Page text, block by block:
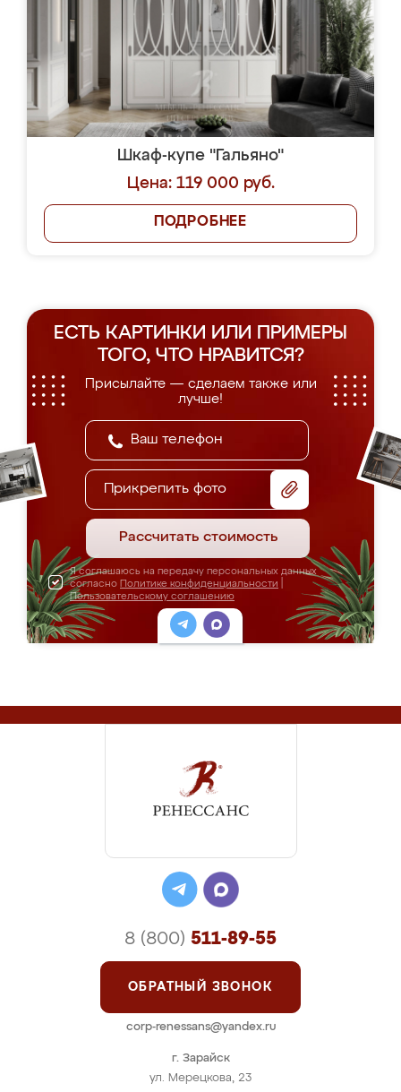
Шкаф-купе "Гальяно"
Цена: 119 000 руб.
ПОДРОБНЕЕ
ЕСТЬ КАРТИНКИ ИЛИ ПРИМЕРЫ
ТОГО, ЧТО НРАВИТСЯ?
Присылайте — сделаем также или
лучше!
Прикрепить фото
Рассчитать стоимость
Я соглашаюсь на передачу персональных данных
согласно Политике конфиденциальности
Пользовательскому соглашению
г. Зарайск
ул. Мерецкова, 23
8 (800) 511-89-55
ОБРАТНЫЙ ЗВОНОК
corp-renessans@yandex.ru